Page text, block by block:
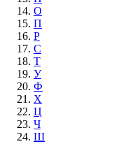
О
П
Р
С
Т
У
Ф
Х
Ц
Ч
Ш